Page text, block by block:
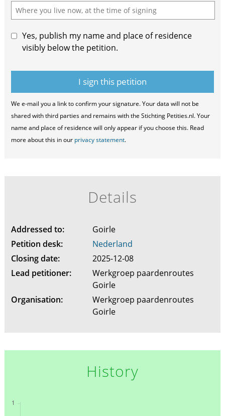
Yes, publish my name and place of residence
visibly below the petition.
We e-mail you a link to confirm your signature. Your data will not be
shared with third parties and remains with the Stichting Petities.nl. Your
name and place of residence will only appear if you choose this. Read
more about this in our privacy statement.
Details
Addressed to:
Goirle
Petition desk:
Nederland
Closing date:
2025-12-08
Lead petitioner:
Werkgroep paardenroutes
Goirle
Organisation:
Werkgroep paardenroutes
Goirle
History